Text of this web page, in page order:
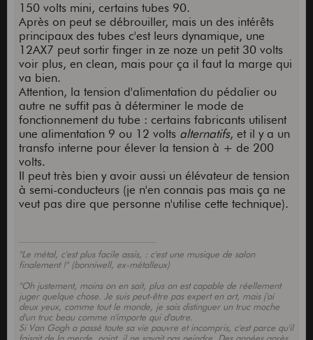
150 volts mini, certains tubes 90.
Après on peut se débrouiller, mais un des intérêts
principaux des tubes c'est leurs dynamique, une
12AX7 peut sortir finger in ze noze un petit 30 volts
voir plus, en clean, mais pour ça il faut la marge qui
va bien.
Attention, la tension d'alimentation du pédalier ou
autre ne suffit pas à déterminer le mode de
fonctionnement du tube : certains fabricants utilisent
une alimentation 9 ou 12 voltsalternatifs, et il y a un
transfo interne pour élever la tension à + de 200
volts.
Il peut très bien y avoir aussi un élévateur de tension
à semi-conducteurs (je n'en connais pas mais ça ne
veut pas dire que personne n'utilise cette technique).
"Le métal, c'est plus facile assis, : c'est une musique de salon
finalement !" (bonniwell, ex-métalleux)
"Oh justement, moins on en sait, plus on est capable de réellement
juger quelque chose. Je suis peut-être pas expert en art, mais j'ai
deux yeux, comme tout le monde, je sais distinguer un truc moche
d'un truc beau comme n'importe qui d'autre.
Si Van Gogh a passé toute sa vie pauvre et incompris, c'est parce qu'il